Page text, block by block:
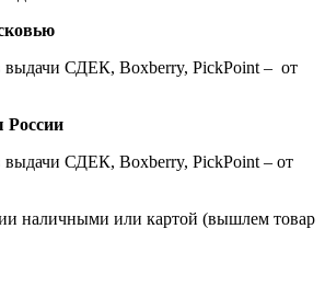
выдачи СДЕК, Boxberry, PickPoint – от
России
выдачи СДЕК, Boxberry, PickPoint – от
наличными или картой (вышлем товар